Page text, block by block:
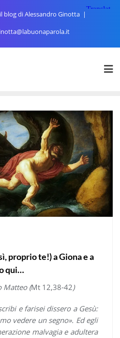
blog di Alessandro Ginotta
proprio te!) a Giona e a
qui…
Matteo (Mt 12,38-42)
e farisei dissero a Gesù:
vedere un segno». Ed egli
malvagia e adultera